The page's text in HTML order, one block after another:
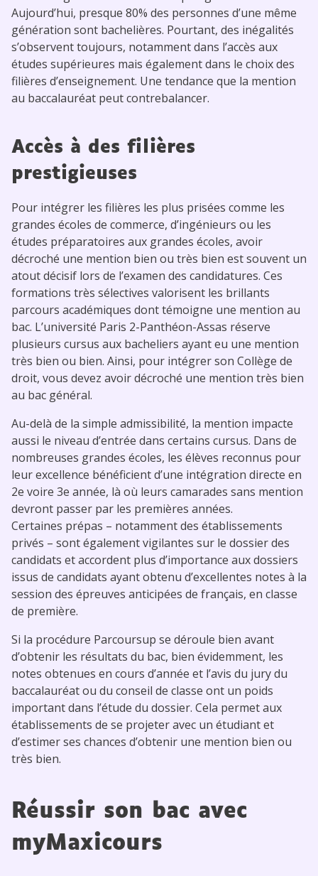
Aujourd’hui, presque 80% des personnes d’une même
génération sont bachelières. Pourtant, des inégalités
s’observent toujours, notamment dans l’accès aux
études supérieures mais également dans le choix des
filières d’enseignement. Une tendance que la mention
au baccalauréat peut contrebalancer.
Accès à des filières
prestigieuses
Pour intégrer les filières les plus prisées comme les
grandes écoles de commerce, d’ingénieurs ou les
études préparatoires aux grandes écoles, avoir
décroché une mention bien ou très bien est souvent un
atout décisif lors de l’examen des candidatures. Ces
formations très sélectives valorisent les brillants
parcours académiques dont témoigne une mention au
bac. L’université Paris 2-Panthéon-Assas réserve
plusieurs cursus aux bacheliers ayant eu une mention
très bien ou bien. Ainsi, pour intégrer son Collège de
droit, vous devez avoir décroché une mention très bien
au bac général.
Au-delà de la simple admissibilité, la mention impacte
aussi le niveau d’entrée dans certains cursus. Dans de
nombreuses grandes écoles, les élèves reconnus pour
leur excellence bénéficient d’une intégration directe en
2e voire 3e année, là où leurs camarades sans mention
devront passer par les premières années.
Certaines prépas – notamment des établissements
privés – sont également vigilantes sur le dossier des
candidats et accordent plus d’importance aux dossiers
issus de candidats ayant obtenu d’excellentes notes à la
session des épreuves anticipées de français, en classe
de première.
Si la procédure Parcoursup se déroule bien avant
d’obtenir les résultats du bac, bien évidemment, les
notes obtenues en cours d’année et l’avis du jury du
baccalauréat ou du conseil de classe ont un poids
important dans l’étude du dossier. Cela permet aux
établissements de se projeter avec un étudiant et
d’estimer ses chances d’obtenir une mention bien ou
très bien.
Réussir son bac avec
myMaxicours